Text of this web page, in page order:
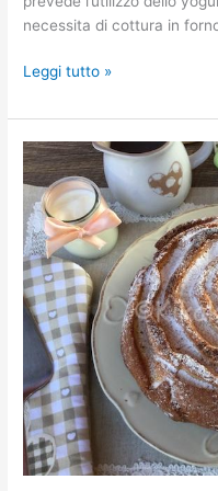
necessita di cottura in
Leggi tutto »
Torta
sette
vasetti.
Torta
allo
yogurt
senza
bilancia